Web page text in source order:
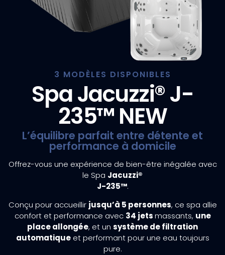
3 MODÈLES DISPONIBLES
Spa Jacuzzi® J-
235™ NEW
L’équilibre parfait entre détente et
performance à domicile
Offrez-vous une expérience de bien-être inégalée avec
le Spa Jacuzzi®
J-235™.
Conçu pour accueillir jusqu’à 5 personnes, ce spa allie
confort et performance avec 34 jetsmassants, une
place allongée, et un système de filtration
automatiqueet performant pour une eau toujours
pure.